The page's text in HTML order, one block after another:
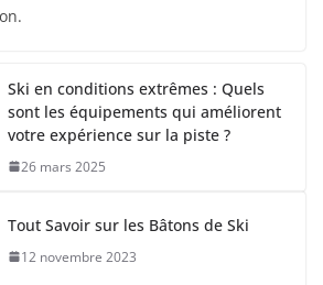
Ski en conditions extrêmes : Quels
sont les équipements qui améliorent
votre expérience sur la piste ?
26 mars 2025
Tout Savoir sur les Bâtons de Ski
12 novembre 2023